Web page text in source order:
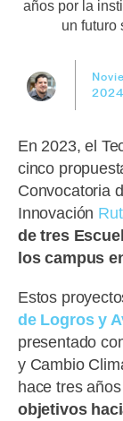
años por la
un futuro
2024
En 2023, el
cinco
Convocatoria
Innovación
de tres
los campus
Estos
de Logros y
presentado
y Cambio
hace tres
objetivos